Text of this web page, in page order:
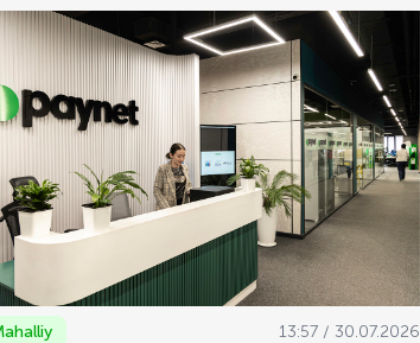
13:57 / 30.07.2026